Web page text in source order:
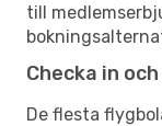
till
Checka in
De flesta